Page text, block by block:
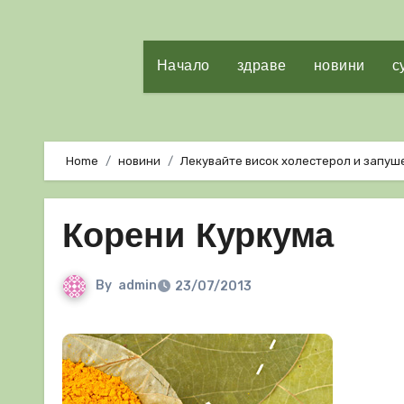
Начало здраве новини
Home новини Лекувайте висок холестерол и
Корени Куркума
By admin 23/07/2013